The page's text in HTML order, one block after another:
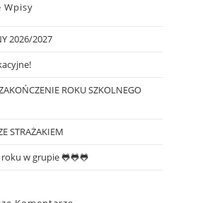
Wpisy
2026/2027
ROKU SZKOLNEGO
STRAŻAKIEM
w grupie 🐸🐸🐸